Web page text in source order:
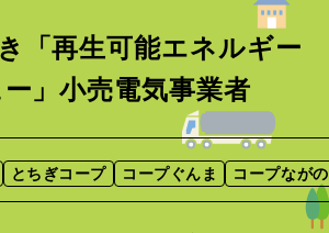
「再生可能エネルギー
」小売電気事業者
とちぎコープ コープぐんま コープながの